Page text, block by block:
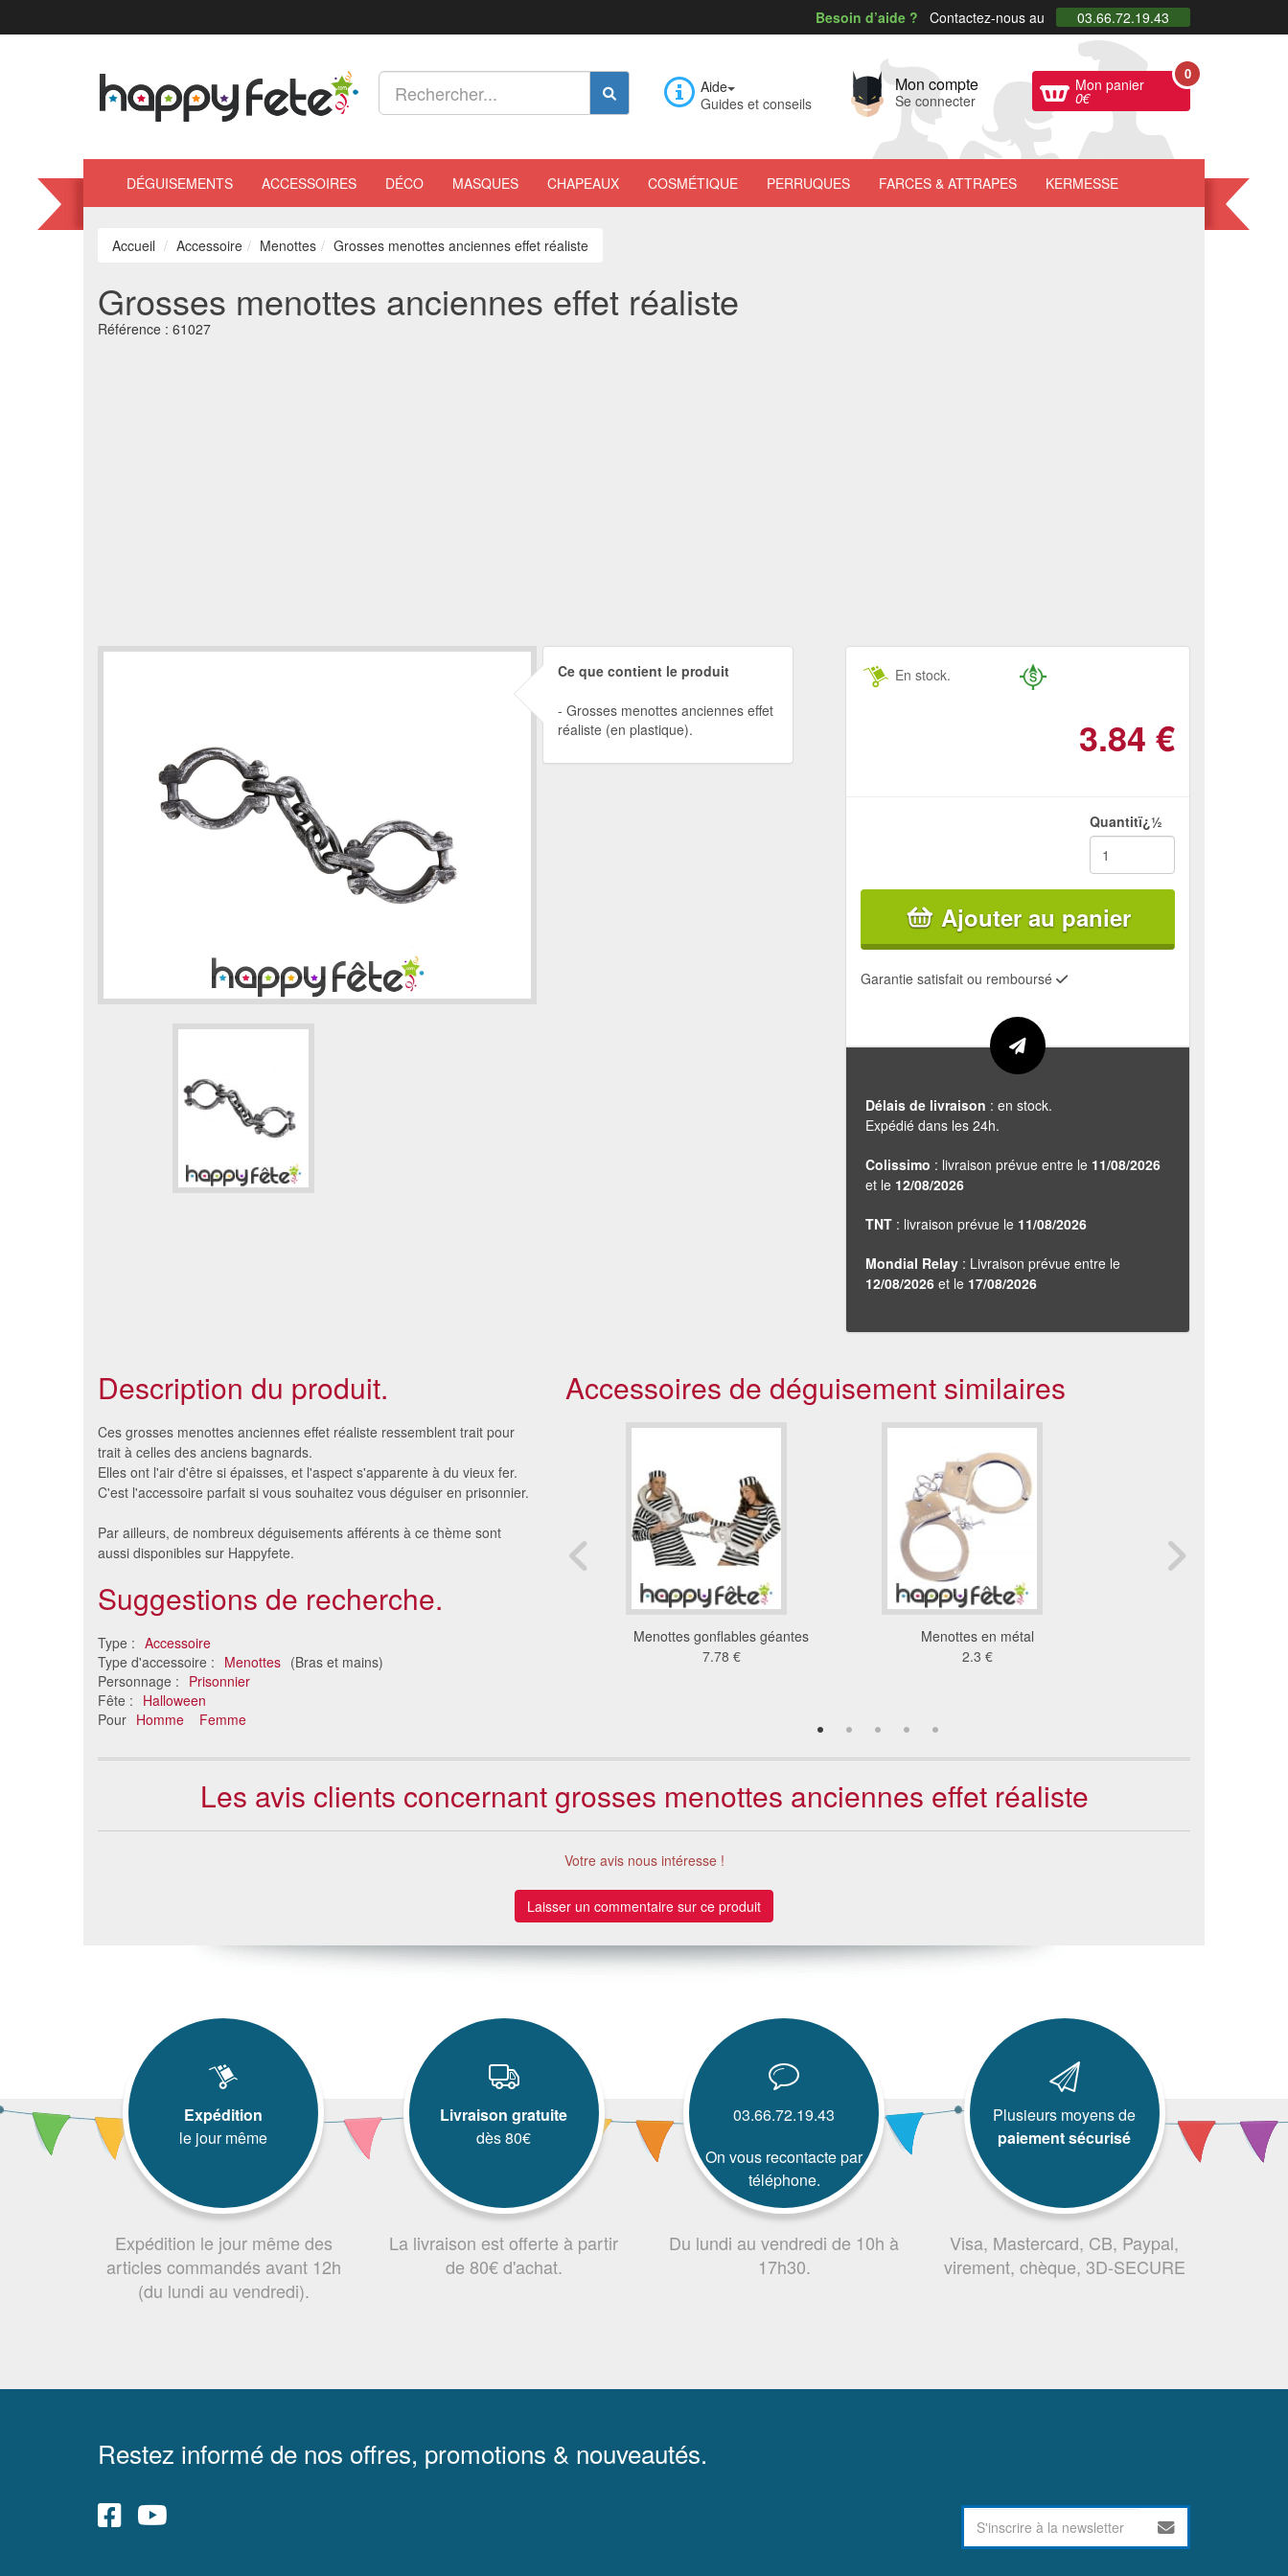
Besoin d’aide ? Contactez-nous au 03.66.72.19.43
Aide
Guides et conseils
Mon compte
Se connecter
Mon panier
0€
0
DÉGUISEMENTS ACCESSOIRES DÉCO MASQUES CHAPEAUX COSMÉTIQUE PERRUQUES FARCES & ATTRAPES KERMESSE
Accueil Accessoire Menottes Grosses menottes anciennes effet réaliste
Grosses menottes anciennes effet réaliste
Référence : 61027
Ce que contient le produit
Grosses menottes anciennes effet
réaliste (en plastique).
En stock.
3.84 €
Quantitï¿½
Ajouter au panier
Garantie satisfait ou remboursé
Délais de livraison : en stock.
Expédié dans les 24h.
Colissimo : livraison prévue entre le 11/08/2026
et le 12/08/2026
TNT : livraison prévue le 11/08/2026
Mondial Relay : Livraison prévue entre le
12/08/2026 et le 17/08/2026
Description du produit.
Ces grosses menottes anciennes effet réaliste ressemblent trait pour
trait à celles des anciens bagnards.
Elles ont l'air d'être si épaisses, et l'aspect s'apparente à du vieux fer.
C'est l'accessoire parfait si vous souhaitez vous déguiser en prisonnier.
Par ailleurs, de nombreux déguisements afférents à ce thème sont
aussi disponibles sur Happyfete.
Suggestions de recherche.
Type : Accessoire
Type d'accessoire : Menottes (Bras et mains)
Personnage : Prisonnier
Fête : Halloween
Pour Homme Femme
Accessoires de déguisement similaires
Paire de menottes en métal
argenté et clés
2.79 €
Menottes gonflables géantes
7.78 €
Menottes en métal
2.3 €
Les avis clients concernant grosses menottes anciennes effet réaliste
Votre avis nous intéresse !
Laisser un commentaire sur ce produit
Expédition
le jour même
Expédition le jour même des
articles commandés avant 12h
(du lundi au vendredi).
Livraison gratuite
dès 80€
La livraison est offerte à partir
de 80€ d'achat.
03.66.72.19.43
On vous recontacte par
téléphone.
Du lundi au vendredi de 10h à
17h30.
Plusieurs moyens de
paiement sécurisé
Visa, Mastercard, CB, Paypal,
virement, chèque, 3D-SECURE
Restez informé de nos offres, promotions & nouveautés.